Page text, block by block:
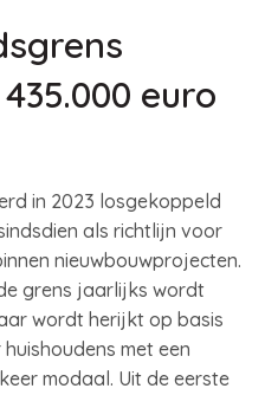
euro
in 2023 losgekoppeld
als richtlijn voor
nieuwbouwprojecten.
grens jaarlijks wordt
wordt herijkt op basis
met een
modaal. Uit de eerste